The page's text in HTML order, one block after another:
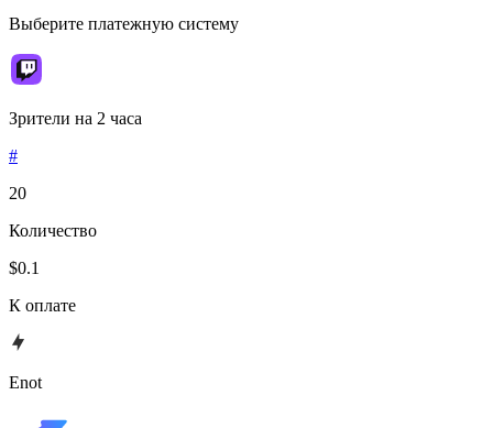
Выберите платежную систему
Зрители на 2 часа
#
20
Количество
$0.1
К оплате
Enot